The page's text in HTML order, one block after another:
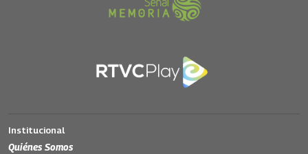
Institucional
Quiénes Somos